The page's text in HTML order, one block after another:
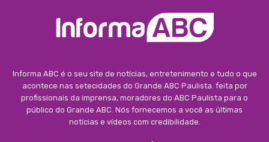
Informa ABC é o seu site de notícias, entretenimento e tudo o que
acontece nas setecidades do Grande ABC Paulista. feita por
profissionais da imprensa, moradores do ABC Paulista para o
público do Grande ABC. Nós fornecemos a você as últimas
notícias e vídeos com credibilidade.